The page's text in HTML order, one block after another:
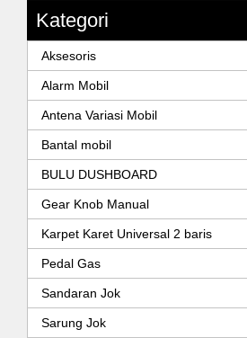
Kategori
Aksesoris
Alarm Mobil
Antena Variasi Mobil
Bantal mobil
BULU DUSHBOARD
Gear Knob Manual
Karpet Karet Universal 2 baris
Pedal Gas
Sandaran Jok
Sarung Jok